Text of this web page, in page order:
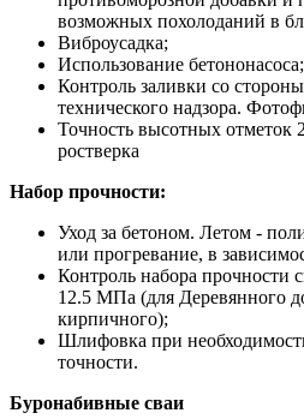
возможных похолоданий в
Виброусадка;
Использование бетононасоса;
Контроль заливки со
технического надзора.
Точность высотных отметок
ростверка
Набор прочности:
Уход за бетоном. Летом -
или прогревание, в
Контроль набора прочности
12.5 МПа (для Деревянного
кирпичного);
Шлифовка при
точности.
Буронабивные сваи